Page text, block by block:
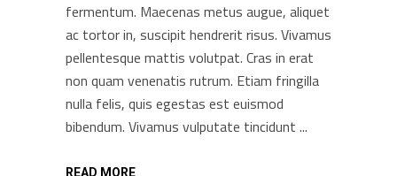
fermentum. Maecenas metus augue, aliquet
ac tortor in, suscipit hendrerit risus. Vivamus
pellentesque mattis volutpat. Cras in erat
non quam venenatis rutrum. Etiam fringilla
nulla felis, quis egestas est euismod
bibendum. Vivamus vulputate tincidunt
READ MORE